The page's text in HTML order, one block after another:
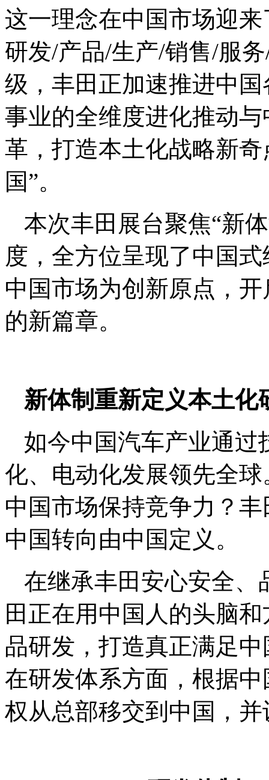
这一理念在中国市场迎
研发/产品/生产/销售/服
级，丰田正加速推进中
事业的全维度进化推动
革，打造本土化战略新
国”。
本次丰田展台聚焦“新
度，全方位呈现了中国
中国市场为创新原点，
的新篇章。
新体制重新定义本土化
如今中国汽车产业通过
化、电动化发展领先全
中国市场保持竞争力？
中国转向由中国定义。
在继承丰田安心安全、
田正在用中国人的头脑
品研发，打造真正满足
在研发体系方面，根据
权从总部移交到中国，